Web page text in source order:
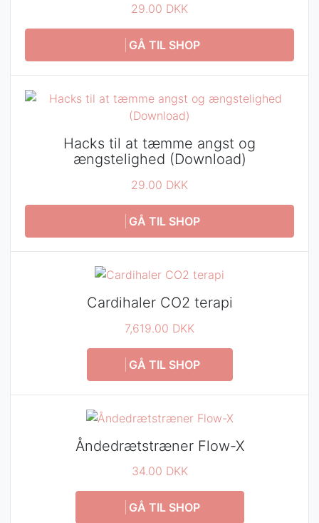
29.00 DKK
GÅ TIL SHOP
Hacks til at tæmme angst og
ængstelighed (Download)
29.00 DKK
GÅ TIL SHOP
Cardihaler CO2 terapi
7,619.00 DKK
GÅ TIL SHOP
Åndedrætstræner Flow-X
34.00 DKK
GÅ TIL SHOP